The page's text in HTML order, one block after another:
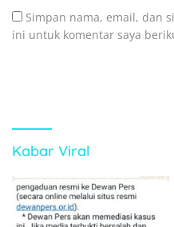
Simpan nama, email, dan
ini untuk komentar saya
Kabar Viral